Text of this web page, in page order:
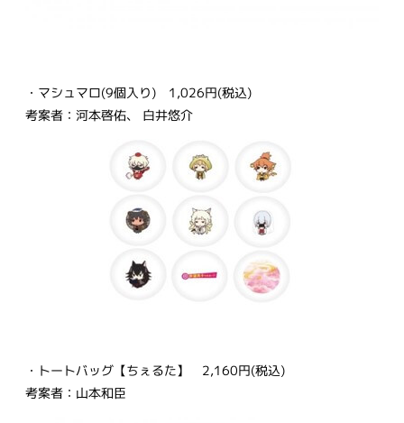
・マシュマロ(9個入り) 1,026円(税込)
考案者：河本啓佑、 白井悠介
・トートバッグ【ちぇるた】 2,160円(税込)
考案者：山本和臣